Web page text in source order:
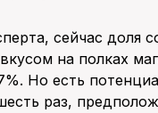
сейчас доля
на полках
Но есть
раз,